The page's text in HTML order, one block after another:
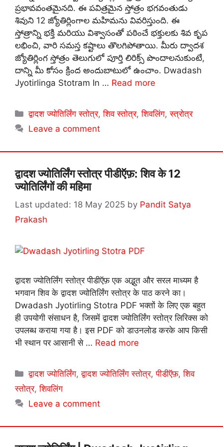
ప్రభావవంతమైనది. ఈ పవిత్రమైన స్తోత్రం భగవంతుడు
శివుని 12 జ్యోతిర్లింగాల మహిమను వివరిస్తుంది. ఈ
స్తోత్రాన్ని భక్తి మరియు విశ్వాసంతో పఠించే భక్తులకు శివ కృప
లభించి, వారి సమస్త కష్టాలు తొలగిపోతాయి. మీరు ద్వాదశ
జ్యోతిర్లింగ స్తోత్రం తెలుగులో పూర్తి లిరిక్స్ పొందాలనుకుంటే,
దాన్ని మీ కోసం క్రింద అందుబాటులో ఉంచాం. Dwadash
Jyotirlinga Stotram In … Read more
Categories
द्वादश ज्योतिर्लिंग स्तोत्र,शिव स्तोत्र,शिवलिंग,स्त्रोत्र
Leave a comment
द्वादश ज्योतिर्लिंग स्तोत्र पीडीऍफ़: शिव के 12
ज्योतिर्लिंगों की महिमा
18 May 2025 by Pandit Satya
Prakash
द्वादश ज्योतिर्लिंग स्तोत्र पीडीऍफ़ एक अद्भुत और सरल माध्यम है
भगवान शिव के द्वादश ज्योतिर्लिंग स्तोत्र के पाठ करने का।
Dwadash Jyotirling Stotra PDF भक्तों के लिए एक बहुत
ही उपयोगी संसाधन है, जिसमें द्वादश ज्योतिर्लिंग स्तोत्र लिरिक्स को
उपलब्ध कराया गया है। इस PDF को डाउनलोड करके आप किसी
भी स्थान पर आसानी से … Read more
Categories
द्वादश ज्योतिर्लिंग,द्वादश ज्योतिर्लिंग स्तोत्र,पीडीऍफ़,शिव
स्तोत्र,शिवलिंग
Leave a comment